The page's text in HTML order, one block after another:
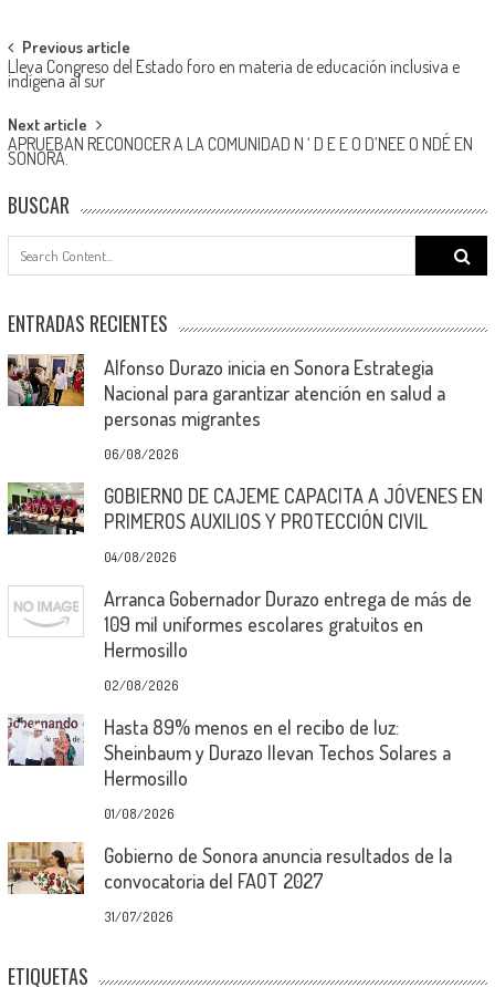
Post
navigation
Previous article
Lleva Congreso del Estado foro en materia de educación inclusiva e
indígena al sur
Next article
APRUEBAN RECONOCER A LA COMUNIDAD N ‘ D E E O D’NEE O NDÉ EN
SONORA.
BUSCAR
Search
for:
ENTRADAS RECIENTES
Alfonso Durazo inicia en Sonora Estrategia
Nacional para garantizar atención en salud a
personas migrantes
06/08/2026
GOBIERNO DE CAJEME CAPACITA A JÓVENES EN
PRIMEROS AUXILIOS Y PROTECCIÓN CIVIL
04/08/2026
Arranca Gobernador Durazo entrega de más de
109 mil uniformes escolares gratuitos en
Hermosillo
02/08/2026
Hasta 89% menos en el recibo de luz:
Sheinbaum y Durazo llevan Techos Solares a
Hermosillo
01/08/2026
Gobierno de Sonora anuncia resultados de la
convocatoria del FAOT 2027
31/07/2026
ETIQUETAS